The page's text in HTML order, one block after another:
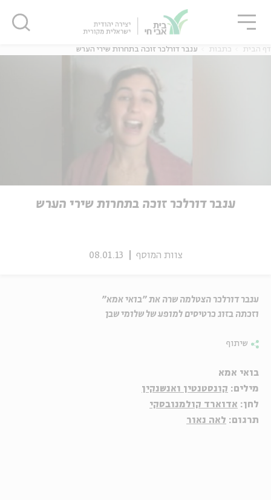
דף הבית כתבות ענבר דורלכר זוכה בתחרות שירי הערש
ענבר דורלכר זוכה בתחרות שירי הערש
צוות המוסף 08.01.13
ענבר דורלכר הצטלמה שרה את "בואי אמא"
וזכתה בזוג כרטיסים למופע של שלומי שבן
שיתוף
בואי אמא
מילים: קונסטנטין ואנשנקין
לחן: אדוארד קולמנובסקי
תרגום: לאה נאור
סגור